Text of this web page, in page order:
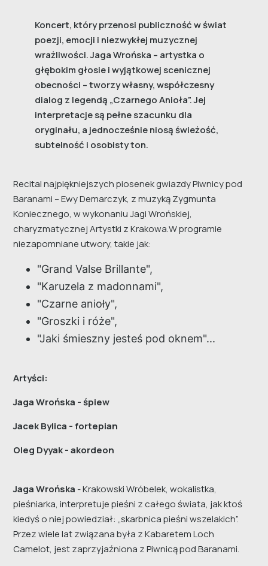
Koncert, który przenosi publiczność w świat
poezji, emocji i niezwykłej muzycznej
wrażliwości. Jaga Wrońska – artystka o
głębokim głosie i wyjątkowej scenicznej
obecności – tworzy własny, współczesny
dialog z legendą „Czarnego Anioła”. Jej
interpretacje są pełne szacunku dla
oryginału, a jednocześnie niosą świeżość,
subtelność i osobisty ton.
Recital najpiękniejszych piosenek gwiazdy Piwnicy pod
Baranami – Ewy Demarczyk, z muzyką Zygmunta
Koniecznego, w wykonaniu Jagi Wrońskiej,
charyzmatycznej Artystki z Krakowa.W programie
niezapomniane utwory, takie jak:
"Grand Valse Brillante",
"Karuzela z madonnami",
"Czarne anioły",
"Groszki i róże",
"Jaki śmieszny jesteś pod oknem"...
Artyści:
Jaga Wrońska - śpiew
Jacek Bylica - fortepian
Oleg Dyyak - akordeon
Jaga Wrońska - Krakowski Wróbelek, wokalistka,
pieśniarka, interpretuje pieśni z całego świata, jak ktoś
kiedyś o niej powiedział: „skarbnica pieśni wszelakich”.
Przez wiele lat związana była z Kabaretem Loch
Camelot, jest zaprzyjaźniona z Piwnicą pod Baranami.